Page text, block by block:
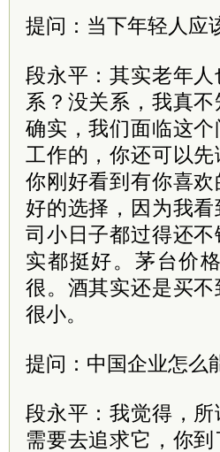
提问：当下年轻人应
段永平：其实老年
系？没关系，我真
确实，我们面临这
工作的，你还可以
你刚好看到有你喜
好的选择，因为我
司小日子都过得还
实都挺好。茅台价
很。酒其实还是买
很小。
提问：中国企业怎么
段永平：我觉得，
需要去追求它，你